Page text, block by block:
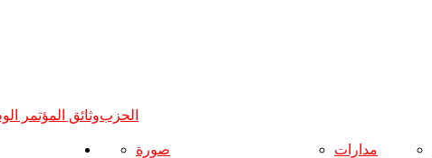
الحزبوثائق المؤتمر
صورة مدارات